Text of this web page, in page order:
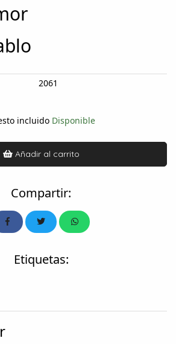
2061
incluido Disponible
Añadir al carrito
Compartir:
Etiquetas: